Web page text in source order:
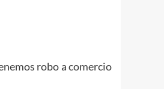
robo a comercio